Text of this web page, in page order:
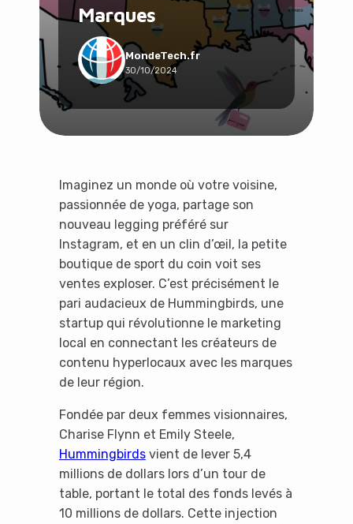
Marques
MondeTech.fr
30/10/2024
Imaginez un monde où votre voisine,
passionnée de yoga, partage son
nouveau legging préféré sur
Instagram, et en un clin d’œil, la petite
boutique de sport du coin voit ses
ventes exploser. C’est précisément le
pari audacieux de Hummingbirds, une
startup qui révolutionne le marketing
local en connectant les créateurs de
contenu hyperlocaux avec les marques
de leur région.
Fondée par deux femmes visionnaires,
Charise Flynn et Emily Steele,
Hummingbirdsvient de lever 5,4
millions de dollars lors d’un tour de
table, portant le total des fonds levés à
10 millions de dollars. Cette injection
Social & Communauté
Tech & Développement
Travail & Productivité
Voyage